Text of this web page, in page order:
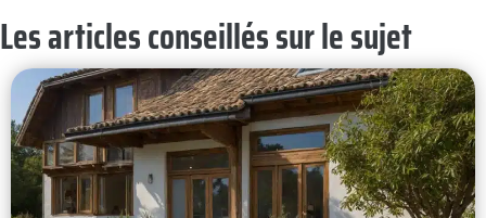
Les articles conseillés sur le sujet